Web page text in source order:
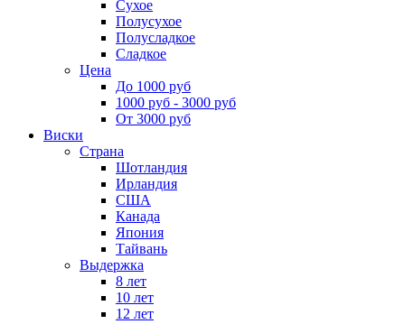
Сухое
Полусухое
Полусладкое
Сладкое
Цена
До 1000 руб
1000 руб - 3000 руб
От 3000 руб
Виски
Страна
Шотландия
Ирландия
США
Канада
Япония
Тайвань
Выдержка
8 лет
10 лет
12 лет